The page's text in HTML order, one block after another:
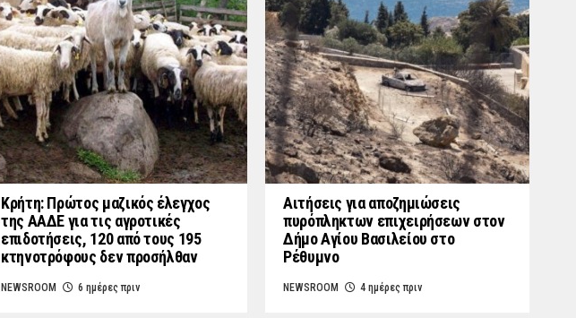
Κρήτη: Πρώτος μαζικός έλεγχος
της ΑΑΔΕ για τις αγροτικές
επιδοτήσεις, 120 από τους 195
κτηνοτρόφους δεν προσήλθαν
NEWSROOM 6 ημέρες πριν
Αιτήσεις για αποζημιώσεις
πυρόπληκτων επιχειρήσεων στον
Δήμο Αγίου Βασιλείου στο
Ρέθυμνο
NEWSROOM 4 ημέρες πριν